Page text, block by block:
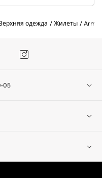
одежда Жилеты
05